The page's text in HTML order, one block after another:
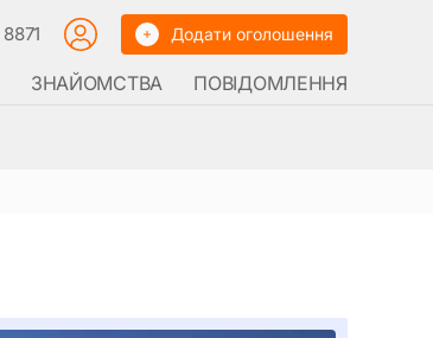
Додати оголошення
ЗНАЙОМСТВА ПОВІДОМЛЕННЯ